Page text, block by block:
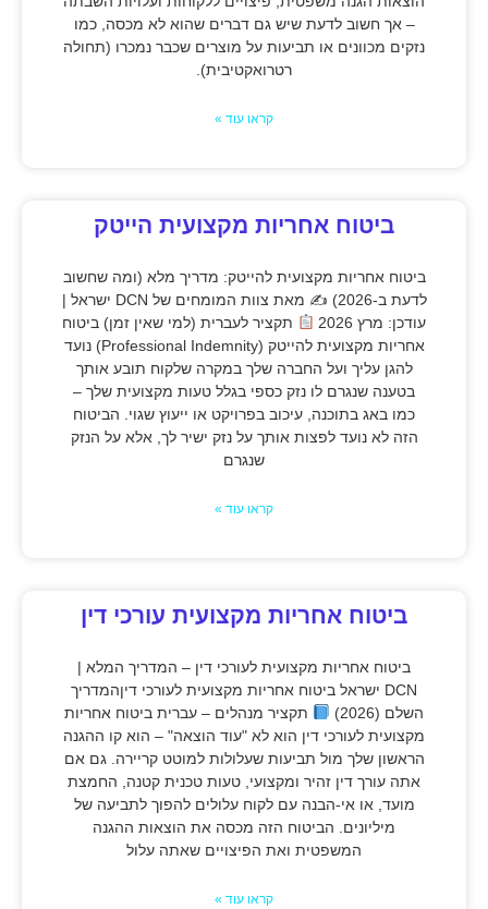
– אך חשוב לדעת שיש גם דברים שהוא לא מכסה, כמו
נזקים מכוונים או תביעות על מוצרים שכבר נמכרו (תחולה
רטרואקטיבית).
קראו עוד »
ביטוח אחריות מקצועית הייטק
ביטוח אחריות מקצועית להייטק: מדריך מלא (ומה שחשוב
לדעת ב-2026) ✍
מאת צוות המומחים של DCN ישראל |
עודכן: מרץ 2026
תקציר לעברית (למי שאין זמן) ביטוח
אחריות מקצועית להייטק (Professional Indemnity) נועד
להגן עליך ועל החברה שלך במקרה שלקוח תובע אותך
בטענה שנגרם לו נזק כספי בגלל טעות מקצועית שלך –
כמו באג בתוכנה, עיכוב בפרויקט או ייעוץ שגוי. הביטוח
הזה לא נועד לפצות אותך על נזק ישיר לך, אלא על הנזק
שנגרם
קראו עוד »
ביטוח אחריות מקצועית עורכי דין
ביטוח אחריות מקצועית לעורכי דין – המדריך המלא |
DCN ישראל ביטוח אחריות מקצועית לעורכי דיןהמדריך
השלם (2026)
תקציר מנהלים – עברית ביטוח אחריות
מקצועית לעורכי דין הוא לא "עוד הוצאה" – הוא קו ההגנה
הראשון שלך מול תביעות שעלולות למוטט קריירה. גם אם
אתה עורך דין זהיר ומקצועי, טעות טכנית קטנה, החמצת
מועד, או אי-הבנה עם לקוח עלולים להפוך לתביעה של
מיליונים. הביטוח הזה מכסה את הוצאות ההגנה
המשפטית ואת הפיצויים שאתה עלול
קראו עוד »